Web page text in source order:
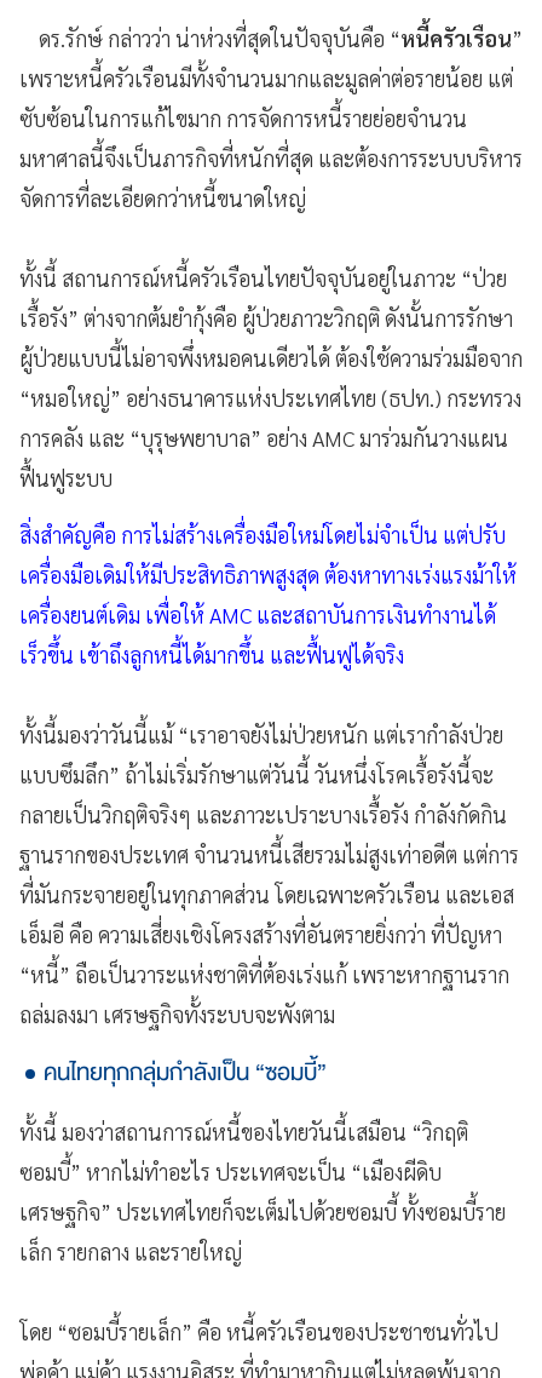
ดร.รักษ์ กล่าวว่า น่าห่วงที่สุดในปัจจุบันคือ “หนี้ครัวเรือน”
เพราะหนี้ครัวเรือนมีทั้งจำนวนมากและมูลค่าต่อรายน้อย แต่
ซับซ้อนในการแก้ไขมาก การจัดการหนี้รายย่อยจำนวน
มหาศาลนี้จึงเป็นภารกิจที่หนักที่สุด และต้องการระบบบริหาร
จัดการที่ละเอียดกว่าหนี้ขนาดใหญ่
ทั้งนี้ สถานการณ์หนี้ครัวเรือนไทยปัจจุบันอยู่ในภาวะ “ป่วย
เรื้อรัง” ต่างจากต้มยำกุ้งคือ ผู้ป่วยภาวะวิกฤติ ดังนั้นการรักษา
ผู้ป่วยแบบนี้ไม่อาจพึ่งหมอคนเดียวได้ ต้องใช้ความร่วมมือจาก
“หมอใหญ่” อย่างธนาคารแห่งประเทศไทย (ธปท.) กระทรวง
การคลัง และ “บุรุษพยาบาล” อย่าง AMC มาร่วมกันวางแผน
ฟื้นฟูระบบ
สิ่งสำคัญคือ การไม่สร้างเครื่องมือใหม่โดยไม่จำเป็น แต่ปรับ
เครื่องมือเดิมให้มีประสิทธิภาพสูงสุด ต้องหาทางเร่งแรงม้าให้
เครื่องยนต์เดิม เพื่อให้ AMC และสถาบันการเงินทำงานได้
เร็วขึ้น เข้าถึงลูกหนี้ได้มากขึ้น และฟื้นฟูได้จริง
ทั้งนี้มองว่าวันนี้แม้ “เราอาจยังไม่ป่วยหนัก แต่เรากำลังป่วย
แบบซึมลึก” ถ้าไม่เริ่มรักษาแต่วันนี้ วันหนึ่งโรคเรื้อรังนี้จะ
กลายเป็นวิกฤติจริงๆ และภาวะเปราะบางเรื้อรัง กำลังกัดกิน
ฐานรากของประเทศ จำนวนหนี้เสียรวมไม่สูงเท่าอดีต แต่การ
ที่มันกระจายอยู่ในทุกภาคส่วน โดยเฉพาะครัวเรือน และเอส
เอ็มอี คือ ความเสี่ยงเชิงโครงสร้างที่อันตรายยิ่งกว่า ที่ปัญหา
“หนี้” ถือเป็นวาระแห่งชาติที่ต้องเร่งแก้ เพราะหากฐานราก
ถล่มลงมา เศรษฐกิจทั้งระบบจะพังตาม
คนไทยทุกกลุ่มกำลังเป็น “ซอมบี้”
ทั้งนี้ มองว่าสถานการณ์หนี้ของไทยวันนี้เสมือน “วิกฤติ
ซอมบี้” หากไม่ทำอะไร ประเทศจะเป็น “เมืองผีดิบ
เศรษฐกิจ” ประเทศไทยก็จะเต็มไปด้วยซอมบี้ ทั้งซอมบี้ราย
เล็ก รายกลาง และรายใหญ่
โดย “ซอมบี้รายเล็ก” คือ หนี้ครัวเรือนของประชาชนทั่วไป
พ่อค้า แม่ค้า แรงงานอิสระ ที่ทำมาหากินแต่ไม่หลุดพ้นจาก